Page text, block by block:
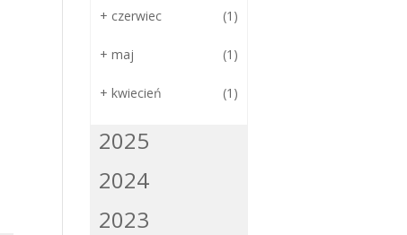
+ czerwiec (1)
+ maj (1)
+ kwiecień (1)
2025
2024
2023